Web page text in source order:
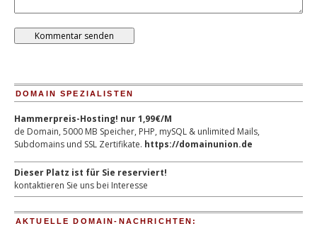
DOMAIN SPEZIALISTEN
Hammerpreis-Hosting! nur 1,99€/M
de Domain, 5000 MB Speicher, PHP, mySQL & unlimited Mails,
Subdomains und SSL Zertifikate. https://domainunion.de
Dieser Platz ist für Sie reserviert!
kontaktieren Sie uns bei Interesse
AKTUELLE DOMAIN-NACHRICHTEN: